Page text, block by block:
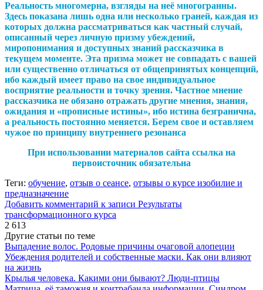
Реальность многомерна, взгляды на неё многогранны.
Здесь показана лишь одна или несколько граней, каждая из
которых должна рассматриваться как частный случай,
описанный через личную призму убеждений,
миропонимания и доступных знаний рассказчика в
текущем моменте. Эта призма может не совпадать с вашей
или существенно отличаться от общепринятых концепций,
ибо каждый имеет право на свое индивидуальное
восприятие реальности и точку зрения. Частное мнение
рассказчика не обязано отражать другие мнения, знания,
ожидания и «прописные истины», ибо истина безгранична,
а реальность постоянно меняется. Берем свое и оставляем
чужое по принципу внутреннего резонанса
При использовании материалов сайта ссылка на
первоисточник обязательна
Теги: обучение, отзыв о сеансе, отзывы о курсе изобилие и
предназначение
Добавить комментарий к записи Результаты
трансформационного курса
2 613
Другие статьи по теме
Выпадение волос. Родовые причины очаговой алопеции
Убеждения родителей и собственные маски. Как они влияют
на жизнь
Крылья человека. Какими они бывают? Люди-птицы